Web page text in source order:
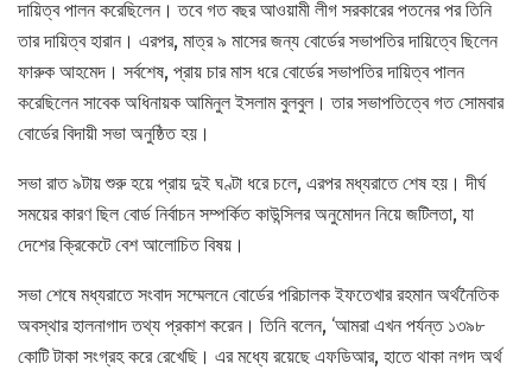
দায়িত্ব পালন করেছিলেন। তবে গত বছর আওয়ামী লীগ সরকারের পতনের পর তিনি
তার দায়িত্ব হারান। এরপর, মাত্র ৯ মাসের জন্য বোর্ডের সভাপতির দায়িত্বে ছিলেন
ফারুক আহমেদ। সর্বশেষ, প্রায় চার মাস ধরে বোর্ডের সভাপতির দায়িত্ব পালন
করেছিলেন সাবেক অধিনায়ক আমিনুল ইসলাম বুলবুল। তার সভাপতিত্বে গত সোমবার
বোর্ডের বিদায়ী সভা অনুষ্ঠিত হয়।
সভা রাত ৯টায় শুরু হয়ে প্রায় দুই ঘণ্টা ধরে চলে, এরপর মধ্যরাতে শেষ হয়। দীর্ঘ
সময়ের কারণ ছিল বোর্ড নির্বাচন সম্পর্কিত কাউন্সিলর অনুমোদন নিয়ে জটিলতা, যা
দেশের ক্রিকেটে বেশ আলোচিত বিষয়।
সভা শেষে মধ্যরাতে সংবাদ সম্মেলনে বোর্ডের পরিচালক ইফতেখার রহমান অর্থনৈতিক
অবস্থার হালনাগাদ তথ্য প্রকাশ করেন। তিনি বলেন, ‘আমরা এখন পর্যন্ত ১৩৯৮
কোটি টাকা সংগ্রহ করে রেখেছি। এর মধ্যে রয়েছে এফডিআর, হাতে থাকা নগদ অর্থ